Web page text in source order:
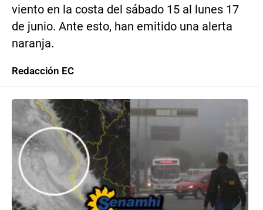
viento en la costa del sábado 15 al lunes 17
de junio. Ante esto, han emitido una alerta
naranja.
Redacción EC